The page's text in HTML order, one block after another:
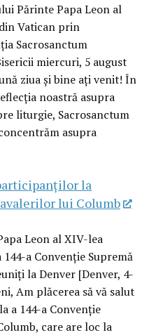
Părinte Papa Leon al
Vatican prin
Sacrosanctum
miercuri, 5 august
ziua și bine ați venit! În
noastră asupra
liturgie, Sacrosanctum
asupra
la
lui Columb
Leon al XIV-lea
a Convenție Supremă
la Denver [Denver, 4-
Am plăcerea să vă salut
a 144-a Convenție
care are loc la